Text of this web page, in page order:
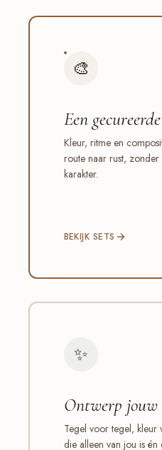
🎨
Een
Kleur, ritme en
route naar rust,
karakter.
BEKIJK SETS
✨
Ontwerp jouw
Tegel voor tegel, kleur
die alleen van jou is